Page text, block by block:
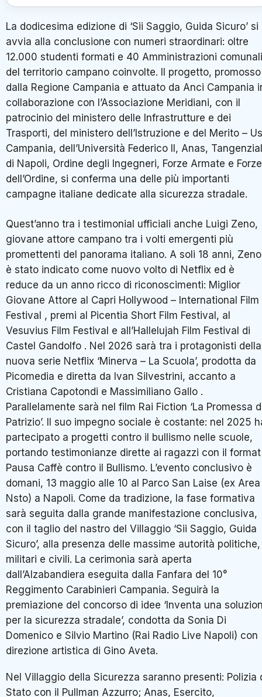
La dodicesima edizione di ‘Sii Saggio, Guida Sicuro’ si
avvia alla conclusione con numeri straordinari: oltre
12.000 studenti formati e 40 Amministrazioni comunali
del territorio campano coinvolte. Il progetto, promosso
dalla Regione Campania e attuato da Anci Campania
collaborazione con l’Associazione Meridiani, con il
patrocinio del ministero delle Infrastrutture e dei
Trasporti, del ministero dell’Istruzione e del Merito –
Campania, dell’Università Federico II, Anas,
di Napoli, Ordine degli Ingegneri, Forze Armate e Forze
dell’Ordine, si conferma una delle più importanti
campagne italiane dedicate alla sicurezza stradale.
Quest’anno tra i testimonial ufficiali anche Luigi Zeno,
giovane attore campano tra i volti emergenti più
promettenti del panorama italiano. A soli 18 anni, Zeno
è stato indicato come nuovo volto di Netflix ed è
reduce da un anno ricco di riconoscimenti: Miglior
Giovane Attore al Capri Hollywood – International Film
Festival , premi al Picentia Short Film Festival, al
Vesuvius Film Festival e all’Hallelujah Film Festival di
Castel Gandolfo . Nel 2026 sarà tra i protagonisti della
nuova serie Netflix ‘Minerva – La Scuola’, prodotta da
Picomedia e diretta da Ivan Silvestrini, accanto a
Cristiana Capotondi e Massimiliano Gallo .
Parallelamente sarà nel film Rai Fiction ‘La Promessa
Patrizio’. Il suo impegno sociale è costante: nel 2025
partecipato a progetti contro il bullismo nelle scuole,
portando testimonianze dirette ai ragazzi con il format
Pausa Caffè contro il Bullismo. L’evento conclusivo è
domani, 13 maggio alle 10 al Parco San Laise (ex Area
Nsto) a Napoli. Come da tradizione, la fase formativa
sarà seguita dalla grande manifestazione conclusiva,
con il taglio del nastro del Villaggio ‘Sii Saggio, Guida
Sicuro’, alla presenza delle massime autorità politiche,
militari e civili. La cerimonia sarà aperta
dall’Alzabandiera eseguita dalla Fanfara del 10°
Reggimento Carabinieri Campania. Seguirà la
premiazione del concorso di idee ‘Inventa una
per la sicurezza stradale’, condotta da Sonia Di
Domenico e Silvio Martino (Rai Radio Live Napoli) con
direzione artistica di Gino Aveta.
Nel Villaggio della Sicurezza saranno presenti: Polizia
Stato con il Pullman Azzurro; Anas, Esercito,